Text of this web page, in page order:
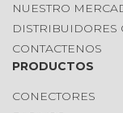
NUESTRO
DISTRIBUIDORES
CONTACTENOS
PRODUCTOS
CONECTORES